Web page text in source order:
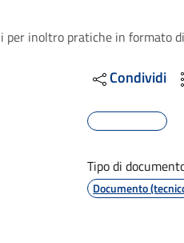
per inoltro pratiche in formato
Condividi
Tipo di
Documento